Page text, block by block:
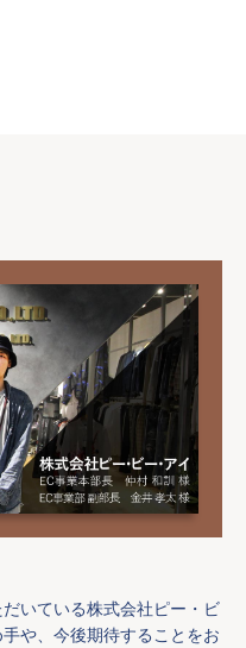
いている株式会社ピー・ビ
や、今後期待することをお